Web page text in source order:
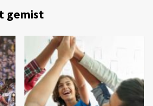
gemist